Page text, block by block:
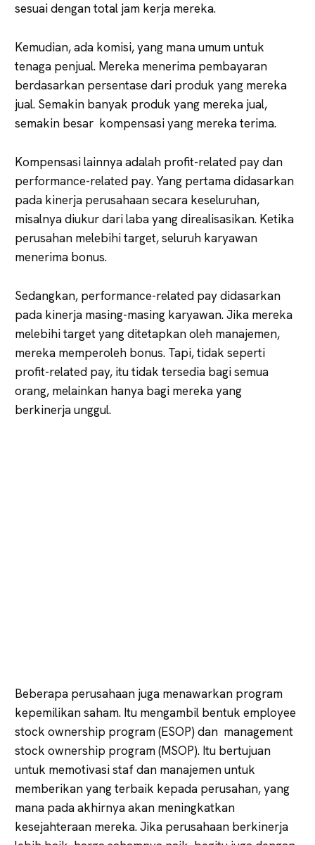
sesuai dengan total jam kerja mereka.
Kemudian, ada komisi, yang mana umum untuk
tenaga penjual. Mereka menerima pembayaran
berdasarkan persentase dari produk yang mereka
jual. Semakin banyak produk yang mereka jual,
semakin besar kompensasi yang mereka terima.
Kompensasi lainnya adalah profit-related pay dan
performance-related pay. Yang pertama didasarkan
pada kinerja perusahaan secara keseluruhan,
misalnya diukur dari laba yang direalisasikan. Ketika
perusahan melebihi target, seluruh karyawan
menerima bonus.
Sedangkan, performance-related pay didasarkan
pada kinerja masing-masing karyawan. Jika mereka
melebihi target yang ditetapkan oleh manajemen,
mereka memperoleh bonus. Tapi, tidak seperti
profit-related pay, itu tidak tersedia bagi semua
orang, melainkan hanya bagi mereka yang
berkinerja unggul.
Beberapa perusahaan juga menawarkan program
kepemilikan saham. Itu mengambil bentuk employee
stock ownership program (ESOP) dan management
stock ownership program (MSOP). Itu bertujuan
untuk memotivasi staf dan manajemen untuk
memberikan yang terbaik kepada perusahan, yang
mana pada akhirnya akan meningkatkan
kesejahteraan mereka. Jika perusahaan berkinerja